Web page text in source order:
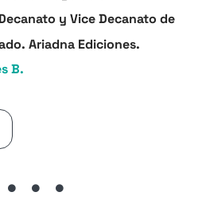
y Vice Decanato de
Ariadna Ediciones.
B.